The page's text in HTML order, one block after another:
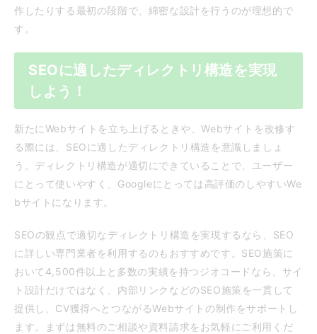
作したりする最初の段階で、綿密な設計を行うのが理想的で
す。
SEOに適したディレクトリ構造を実現
しよう！
新たにWebサイトを立ち上げるときや、Webサイトを改修す
る際には、SEOに適したディレクトリ構造を意識しましょ
う。ディレクトリ構造が適切にできていることで、ユーザー
にとって使いやすく、Googleにとっては高評価のしやすいWe
bサイトになります。
SEOの観点で適切なディレクトリ構造を実現するなら、SEO
に詳しい専門業者を利用するのもおすすめです。SEO施策に
おいて4,500件以上と多数の実績を持つジオコードなら、サイ
ト設計だけではなく、内部リンクなどのSEO施策を一貫して
提供し、CV獲得へとつながるWebサイトの制作をサポートし
ます。まずは無料のご相談や資料請求をお気軽にご利用くだ